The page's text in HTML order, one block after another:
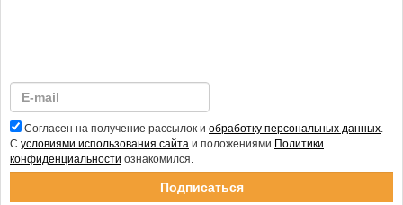
Согласен на получение рассылок и обработку персональных данных
С условиями использования сайта и положениями Политики
конфиденциальности ознакомился.